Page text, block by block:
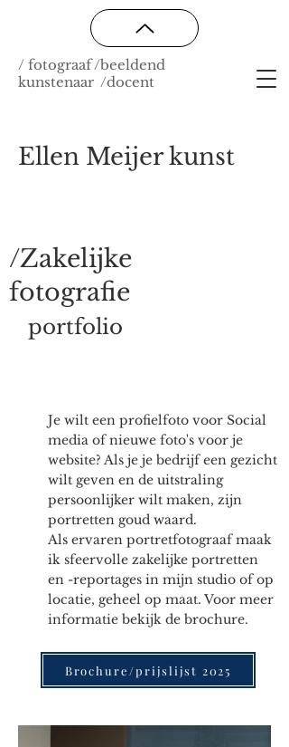
/ fotograaf /beeldend
kunstenaar /docent
Ellen Meijer kunst
/Zakelijke
fotografie
portfolio
fotostudio in Abcoude, gespecialiseerd in
schilderlessen en portretfotografie
Je wilt een profielfoto voor Social
media of nieuwe foto's voor je
website? Als je je bedrijf een gezicht
wilt geven en de uitstraling
persoonlijker wilt maken, zijn
portretten goud waard.
Als ervaren portretfotograaf maak
ik sfeervolle zakelijke portretten
en -reportages in mijn studio of op
locatie, geheel op maat. Voor meer
informatie bekijk de brochure.
Brochure/prijslijst 2025